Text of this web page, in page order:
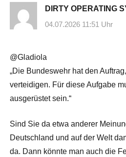
DIRTY OPERATING
04.07.2026 11:51 Uhr
@Gladiola
„Die Bundeswehr hat den
verteidigen. Für diese Aufgabe
ausgerüstet sein.“
Sind Sie da etwa anderer
Deutschland und auf der Welt
da. Dann könnte man auch die